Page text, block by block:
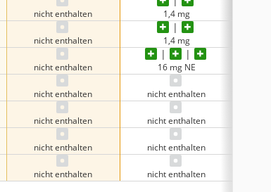
nicht enthalten 1,4 mg
nicht enthalten 1,4 mg
nicht enthalten 16 mg NE
nicht enthalten nicht enthalten
nicht enthalten nicht enthalten
nicht enthalten nicht enthalten
nicht enthalten nicht enthalten